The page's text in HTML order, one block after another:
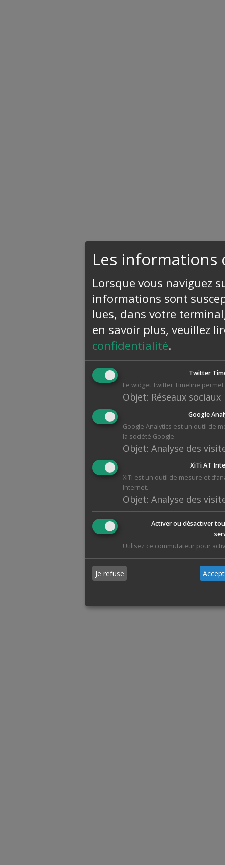
Les informations
Lorsque vous naviguez
informations sont
lues, dans votre
en savoir plus, veuillez
confidentialité.
Twitter
Le widget Twitter Timeline
Objet: Réseaux sociaux
Google
Google Analytics est un outil de
la société Google.
Objet: Analyse des
XiTi AT
XiTi est un outil de mesure et
Internet.
Objet: Analyse des
Activer ou désactiver
Utilisez ce commutateur pour
Je refuse